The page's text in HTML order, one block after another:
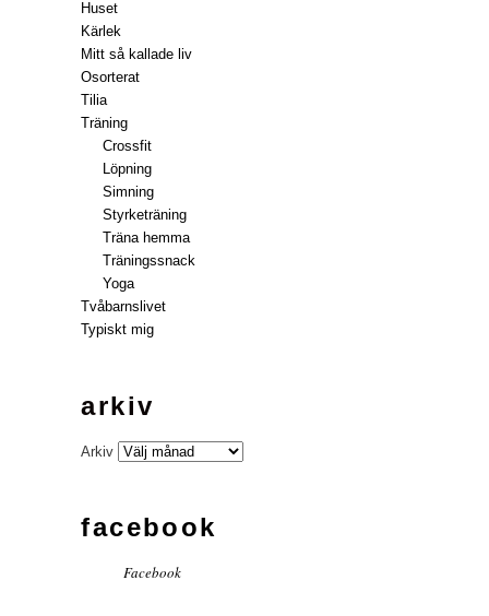
Huset
Kärlek
Mitt så kallade liv
Osorterat
Tilia
Träning
Crossfit
Löpning
Simning
Styrketräning
Träna hemma
Träningssnack
Yoga
Tvåbarnslivet
Typiskt mig
arkiv
Arkiv
facebook
Facebook